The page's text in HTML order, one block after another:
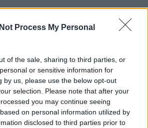
Process My Personal
of the sale, sharing to third parties, or
or sensitive information for
by us, please use the below opt-out
selection. Please note that after your
you may continue seeing
on personal information utilized by
disclosed to third parties prior to